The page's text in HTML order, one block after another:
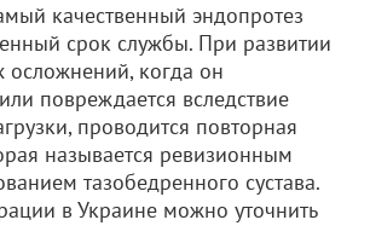
качественный эндопротез
срок службы. При развитии
когда он
повреждается вследствие
проводится повторная
называется ревизионным
тазобедренного сустава.
в Украине можно уточнить